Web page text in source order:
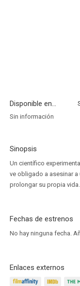
Disponible en...
Sin información
Sinopsis
Un científico
ve obligado a asesinar
prolongar su propia vida.
Fechas de estrenos
No hay ninguna fecha.
Enlaces externos